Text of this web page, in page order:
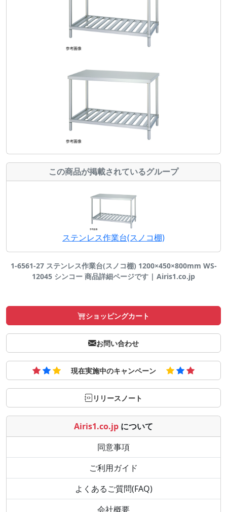
この商品が掲載されているグループ
ステンレス作業台(スノコ棚)
1-6561-27 ステンレス作業台(スノコ棚) 1200×450×800mm WS-
12045 シンコー 商品詳細ページです | Airis1.co.jp
ショッピングカート
お問い合わせ
現在実施中のキャンペーン
リリースノート
Airis1.co.jp について
同意事項
ご利用ガイド
よくあるご質問(FAQ)
会社概要